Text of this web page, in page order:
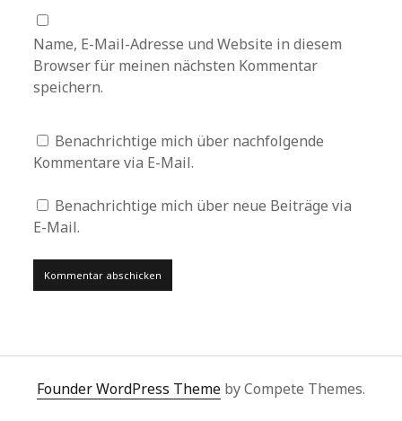
Name, E-Mail-Adresse und Website in diesem
Browser für meinen nächsten Kommentar
speichern.
Benachrichtige mich über nachfolgende
Kommentare via E-Mail.
Benachrichtige mich über neue Beiträge via
E-Mail.
Founder WordPress Theme by Compete Themes.